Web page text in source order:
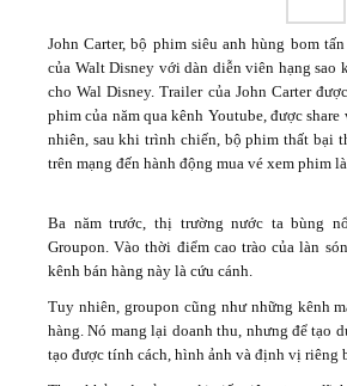
John Carter, bộ phim siêu anh hùng bom
của Walt Disney với dàn diễn viên hạng sao
cho Wal Disney. Trailer của John Carter
phim của năm qua kênh Youtube, được
nhiên, sau khi trình chiến, bộ phim thất bại
trên mạng đến hành động mua vé xem phim
Ba năm trước, thị trường nước ta bùng
Groupon. Vào thời điểm cao trào của làn
kênh bán hàng này là cứu cánh.
Tuy nhiên, groupon cũng như những kênh
hàng. Nó mang lại doanh thu, nhưng để tạo
tạo được tính cách, hình ảnh và định vị riêng